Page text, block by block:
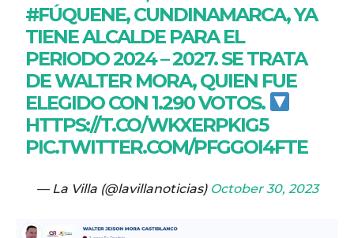
#FÚQUENE, CUNDINAMARCA, YA
TIENE ALCALDE PARA EL
PERIODO 2024 – 2027. SE TRATA
DE WALTER MORA, QUIEN FUE
ELEGIDO CON 1.290 VOTOS.
HTTPS://T.CO/WKXERPKIG5
PIC.TWITTER.COM/PFGGOI4FTE
— La Villa (@lavillanoticias) October 30, 2023